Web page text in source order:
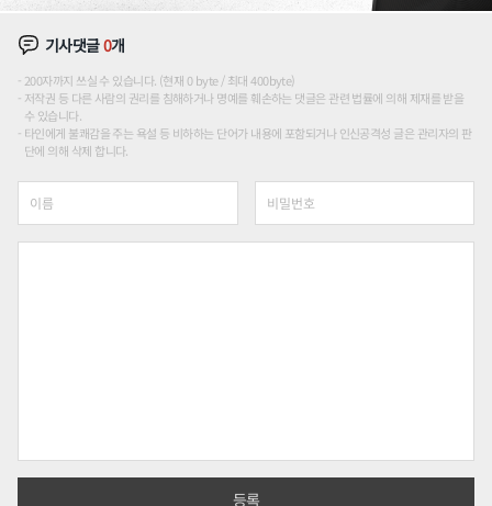
기사댓글0개
200자까지 쓰실 수 있습니다. (현재 0 byte / 최대 400byte)
저작권 등 다른 사람의 권리를 침해하거나 명예를 훼손하는 댓글은 관련 법률에 의해 제재를 받을
수 있습니다.
타인에게 불쾌감을 주는 욕설 등 비하하는 단어가 내용에 포함되거나 인신공격성 글은 관리자의 판
단에 의해 삭제 합니다.